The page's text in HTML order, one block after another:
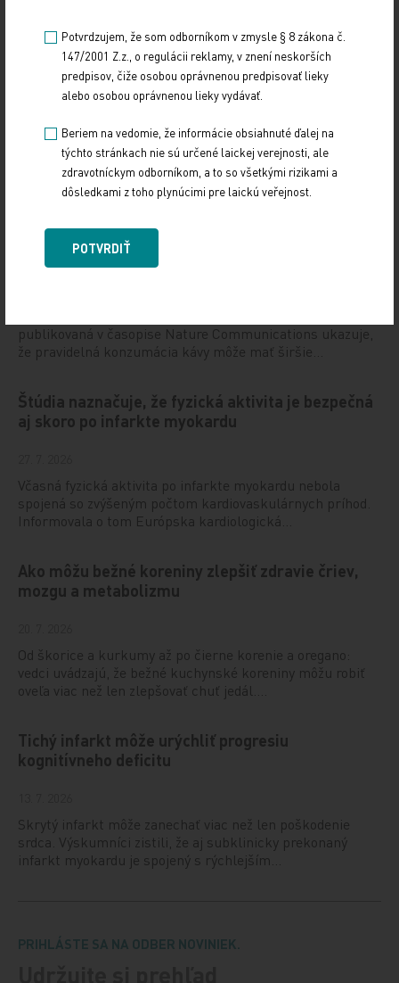
Odporúčané
Káva ovplyvňuje nielen bdelosť, ale aj mikrobióm
a psychiku
publikovaná v časopise Nature Communications ukazuje,
že pravidelná konzumácia kávy môže mať širšie…
Štúdia naznačuje, že fyzická aktivita je bezpečná
aj skoro po infarkte myokardu
Včasná fyzická aktivita po infarkte myokardu nebola
spojená so zvýšeným počtom kardiovaskulárnych príhod.
Informovala o tom Európska kardiologická…
Ako môžu bežné koreniny zlepšiť zdravie čriev,
mozgu a metabolizmu
Od škorice a kurkumy až po čierne korenie a oregano:
vedci uvádzajú, že bežné kuchynské koreniny môžu robiť
oveľa viac než len zlepšovať chuť jedál.…
Tichý infarkt môže urýchliť progresiu
kognitívneho deficitu
Skrytý infarkt môže zanechať viac než len poškodenie
srdca. Výskumníci zistili, že aj subklinicky prekonaný
infarkt myokardu je spojený s rýchlejším…
PRIHLÁSTE SA NA ODBER NOVINIEK.
Potvrdzujem, že som odborníkom v zmysle § 8 zákona č.
147/2001 Z.z., o regulácii reklamy, v znení neskorších
predpisov, čiže osobou oprávnenou predpisovať lieky
alebo osobou oprávnenou lieky vydávať.
Beriem na vedomie, že informácie obsiahnuté ďalej na
týchto stránkach nie sú určené laickej verejnosti, ale
zdravotníckym odborníkom, a to so všetkými rizikami a
dôsledkami z toho plynúcimi pre laickú veřejnost.
POTVRDIŤ